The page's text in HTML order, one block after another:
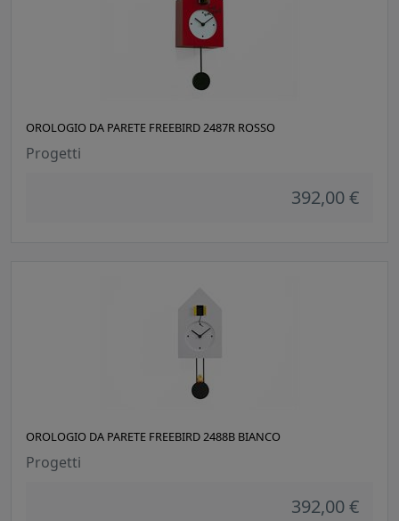
OROLOGIO DA PARETE FREEBIRD 2487R ROSSO
Progetti
392,00 €
OROLOGIO DA PARETE FREEBIRD 2488B BIANCO
Progetti
392,00 €